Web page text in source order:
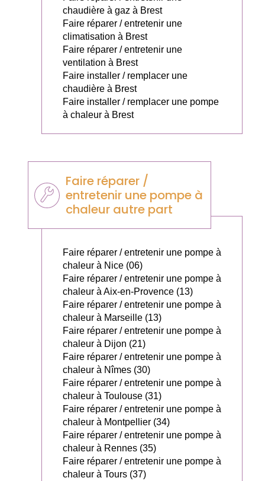
chaudière à gaz à Brest
Faire réparer / entretenir une
climatisation à Brest
Faire réparer / entretenir une
ventilation à Brest
Faire installer / remplacer une
chaudière à Brest
Faire installer / remplacer une pompe
à chaleur à Brest
Faire réparer /
entretenir une pompe à
chaleur autre part
Faire réparer / entretenir une pompe à
chaleur à Nice (06)
Faire réparer / entretenir une pompe à
chaleur à Aix-en-Provence (13)
Faire réparer / entretenir une pompe à
chaleur à Marseille (13)
Faire réparer / entretenir une pompe à
chaleur à Dijon (21)
Faire réparer / entretenir une pompe à
chaleur à Nîmes (30)
Faire réparer / entretenir une pompe à
chaleur à Toulouse (31)
Faire réparer / entretenir une pompe à
chaleur à Montpellier (34)
Faire réparer / entretenir une pompe à
chaleur à Rennes (35)
Faire réparer / entretenir une pompe à
chaleur à Tours (37)